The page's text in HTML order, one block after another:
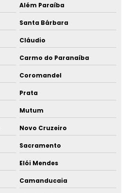
Além Paraíba
Santa Bárbara
Cláudio
Carmo do Paranaíba
Coromandel
Prata
Mutum
Novo Cruzeiro
Sacramento
Elói Mendes
Camanducaia